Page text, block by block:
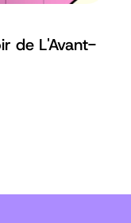
de L'Avant-